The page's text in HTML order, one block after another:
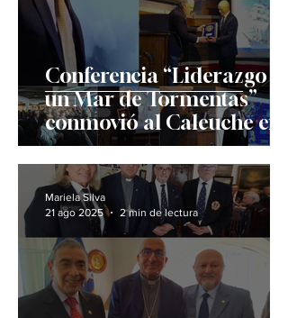
Conferencia “Liderazgo en
un Mar de Tormentas”
conmovió al Caleuche en
el Día del Combate Naval
de Angamos
Mariela Silva
21 ago 2025
2 min de lectura